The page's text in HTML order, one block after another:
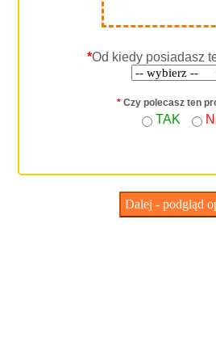
*Od kiedy posiadasz
*Czy polecasz ten
TAK